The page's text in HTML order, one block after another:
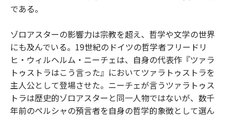
である。
ゾロアスターの影響力は宗教を超え、哲学や文学の世界
にも及んでいる。19世紀のドイツの哲学者フリードリ
ヒ・ウィルヘルム・ニーチェは、自身の代表作『ツァラ
トゥストラはこう言った』においてツァラトゥストラを
主人公として登場させた。ニーチェが言うツァラトゥス
トラは歴史的ゾロアスターと同一人物ではないが、数千
年前のペルシャの預言者を自身の哲学的象徴として選ん